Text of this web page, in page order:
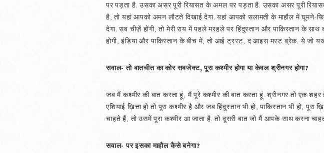
पर पड़ता है. उसका असर पूरी रियासत के अमल पर पड़ता है. उसका असर पूरी
है, तो यहां आपको अमन लौटते दिखाई देगा. यहां आपको सलामती के माहौल में घूमने-
देगा. सब चीज़ें होंगी, तो मेरी राय में पहले मरहले पर हिंदुस्तान और पाकिस्तान के
होगी, इंडिया और पाकिस्तान के बीच में, तो आई ट्रस्ट, द आइस मस्ट ब्रेक. ये जो
सवाल- तो बातचीत का कोर सबजेक्ट, पूरा कश्मीर होगा या केवल श्रीनगर होगा?
जब मैं कश्मीर की बात करता हूं, मैं पूरे कश्मीर की बात करता हूं. श्रीनगर तो एक
एशियाई ख़ित्ता हो तो पूरा कश्मीर है और जब हिंदुस्तान भी हो, पाकिस्तान भी हो,
चाहते हैं, तो उसमें पूरा कश्मीर आ जाता है. तो दूसरी बात जो मैं आपके साथ करना
सवाल- पर इसका माहौल कैसे बनेगा?